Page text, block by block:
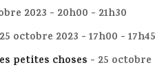
2023 - 20h00 - 21h30
octobre 2023 - 17h00 - 17h45
petites choses - 25 octobre